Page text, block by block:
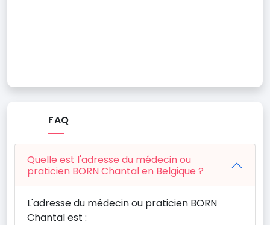
FAQ
Quelle est l'adresse du médecin ou
praticien BORN Chantal en Belgique ?
L'adresse du médecin ou praticien BORN
Chantal est :